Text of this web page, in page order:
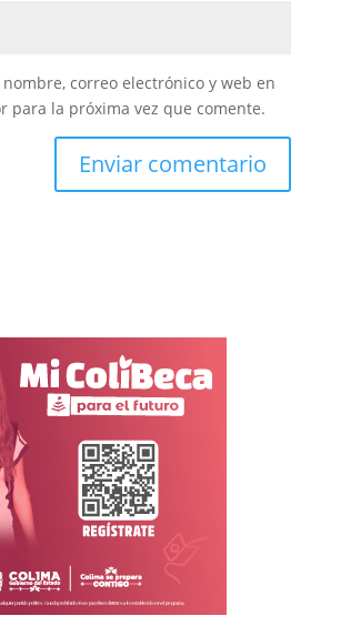
correo electrónico y web en
para la próxima vez que comente.